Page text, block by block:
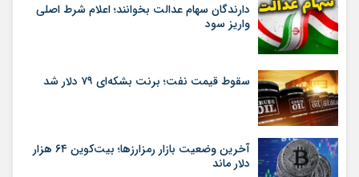
دارندگان سهام عدالت بخوانند؛ اعلام شرط اصلی
واریز سود
سقوط قیمت نفت؛ برنت بشکه‌ای ۷۹ دلار شد
آخرین وضعیت بازار رمزارزها؛ بیت‌کوین ۶۴ هزار
دلار ماند